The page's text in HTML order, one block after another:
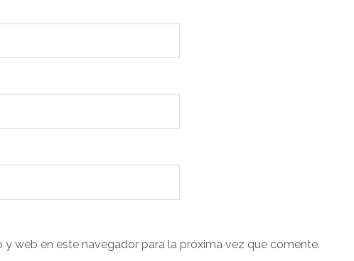
web en este navegador para la próxima vez que comente.